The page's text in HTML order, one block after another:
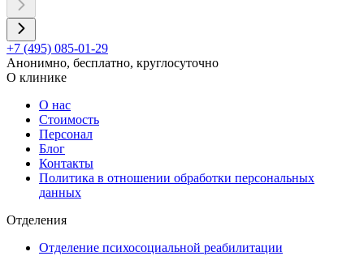
+7 (495) 085-01-29
Анонимно, бесплатно, круглосуточно
О клинике
О нас
Стоимость
Персонал
Блог
Контакты
Политика в отношении обработки персональных
данных
Отделения
Отделение психосоциальной реабилитации